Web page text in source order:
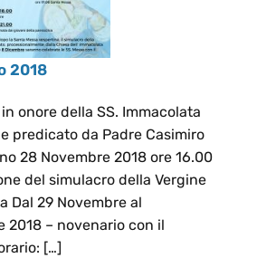
2018
onore della SS. Immacolata
predicato da Padre Casimiro
28 Novembre 2018 ore 16.00
del simulacro della Vergine
Dal 29 Novembre al
2018 – novenario con il
[…]